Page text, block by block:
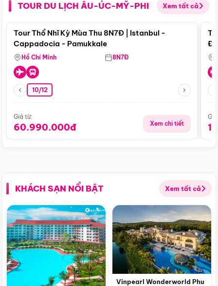
TOUR DU LỊCH ÂU-ÚC-MỸ-PHI Xem tất cả
Điểm nổi bật
Tour Thổ Nhĩ Kỳ Mùa Thu 8N7Đ | Istanbul -
Cappadocia - Pamukkale
Hồ Chí Minh 8N7Đ
10/12
Giá từ:
60.990.000đ Xem chi tiết
KHÁCH SẠN NỔI BẬT Xem tất cả
Vinpearl Wonderworld Phu